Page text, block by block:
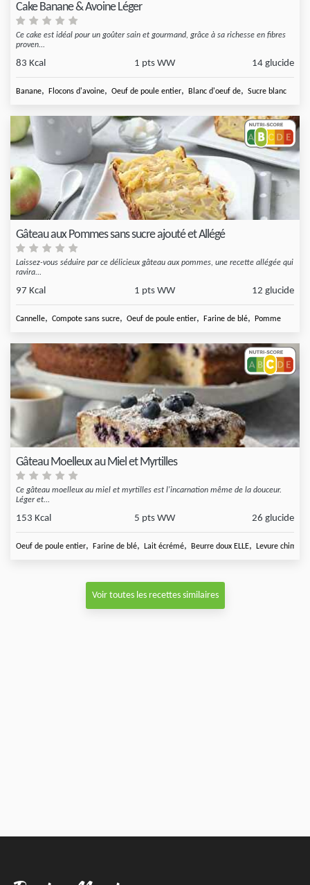
Cake Banane & Avoine Léger
Ce cake est idéal pour un goûter sain et gourmand, grâce à sa richesse en fibres
proven...
83 Kcal 1 pts WW 14 glucide
Banane, Flocons d'avoine, Oeuf de poule entier, Blanc d'oeuf de, Sucre blanc
Gâteau aux Pommes sans sucre ajouté et Allégé
Laissez-vous séduire par ce délicieux gâteau aux pommes, une recette allégée qui
ravira...
97 Kcal 1 pts WW 12 glucide
Cannelle, Compote sans sucre, Oeuf de poule entier, Farine de blé, Pomme
Gâteau Moelleux au Miel et Myrtilles
Ce gâteau moelleux au miel et myrtilles est l'incarnation même de la douceur.
Léger et...
153 Kcal 5 pts WW 26 glucide
Oeuf de poule entier, Farine de blé, Lait écrémé, Beurre doux ELLE, Levure
Voir toutes les recettes similaires